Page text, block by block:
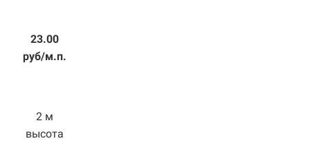
23.00
руб/м.п.
2 м
высота